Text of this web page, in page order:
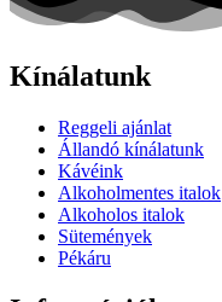
Kínálatunk
Reggeli ajánlat
Állandó kínálatunk
Kávéink
Alkoholmentes italok
Alkoholos italok
Sütemények
Pékáru